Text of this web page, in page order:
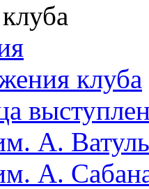
клуба
А.
А.